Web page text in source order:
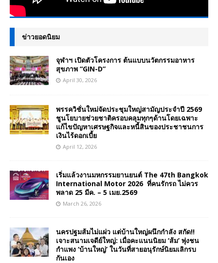
ข่าวยอดนิยม
จุฬาฯ เปิดตัวโครงการ ต้นแบบนวัตกรรมอาหาร
สุขภาพ “GIN-D”
April 30, 2026
พรรควิชั่นใหม่จัดประชุมใหญ่สามัญประจำปี 2569
ชูนโยบายช่วยชาติครอบคลุมทุกๆด้านโดยเฉพาะ
แก้ไขปัญหาเศรษฐกิจและหนี้สินของประชาชนการ
เงินไร้ดอกเบี้ย
April 12, 2026
เริ่มแล้วงานมหกรรมยานยนต์ The 47th Bangkok
International Motor 2026 ที่คนรักรถ ไม่ควร
พลาด 25 มีค. – 5 เมย.2569
March 26, 2026
นครปฐมส้มไม่แผ่ว แต่บ้านใหญ่ผนึกกำลัง สกัด!!
เจาะสนามเจดีย์ใหญ่: เมื่อคะแนนนิยม ‘ส้ม’ พุ่งชน
กำแพง ‘บ้านใหญ่’ ในวันที่สายอนุรักษ์นิยมเลิกรบ
กันเอง